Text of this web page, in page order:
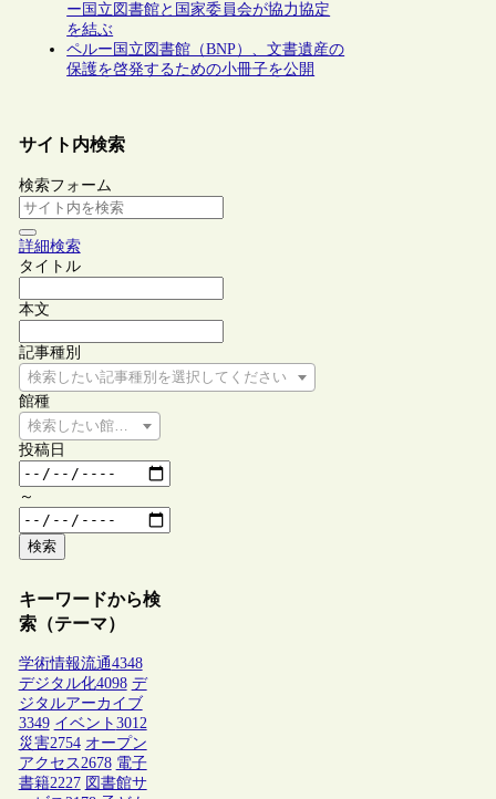
ー国立図書館と国家委員会が協力協定
を結ぶ
ペルー国立図書館（BNP）、文書遺産の
保護を啓発するための小冊子を公開
サイト内検索
検索フォーム
詳細検索
タイトル
本文
記事種別
検索したい記事種別を選択してください
館種
検索したい館種を選択してください
投稿日
～
検索
キーワードから検
索（テーマ）
学術情報流通4348
デジタル化4098 デ
ジタルアーカイブ
3349 イベント 3012
災害2754 オープン
アクセス2678 電子
書籍2227 図書館サ